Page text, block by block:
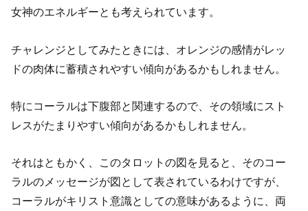
女神のエネルギーとも考えられています。
チャレンジとしてみたときには、オレンジの感情がレッ
ドの肉体に蓄積されやすい傾向があるかもしれません。
特にコーラルは下腹部と関連するので、その領域にスト
レスがたまりやすい傾向があるかもしれません。
それはともかく、このタロットの図を見ると、そのコー
ラルのメッセージが図として表されているわけですが、
コーラルがキリスト意識としての意味があるように、両